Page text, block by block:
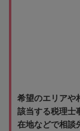
希望のエリアや
該当する税理士
在地などで相談